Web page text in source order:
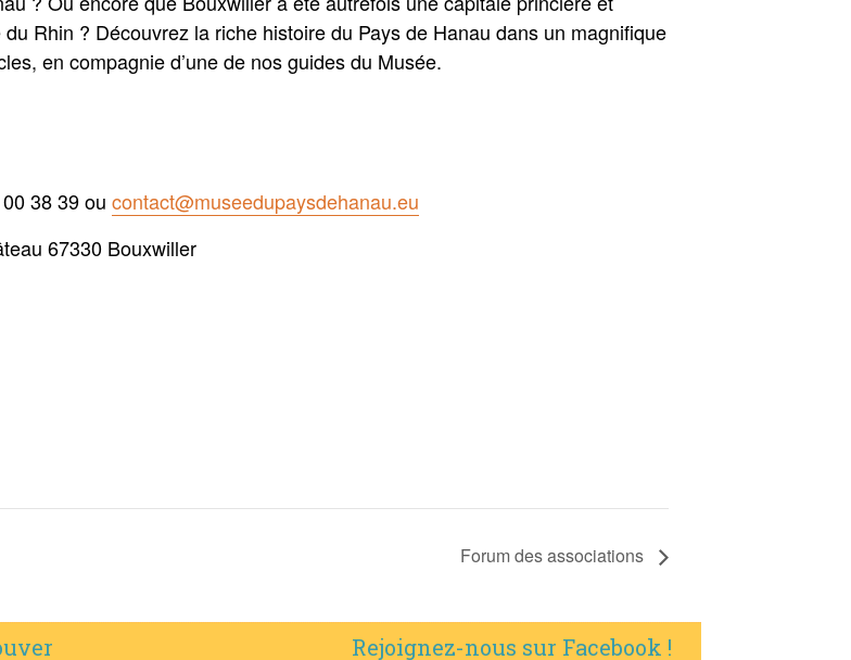
Rhin ? Découvrez la riche histoire du Pays de Hanau dans un magnifique
en compagnie d’une de nos guides du Musée.
38 39 ou contact@museedupaysdehanau.eu
67330 Bouxwiller
Forum des associations
Rejoignez-nous sur Facebook !